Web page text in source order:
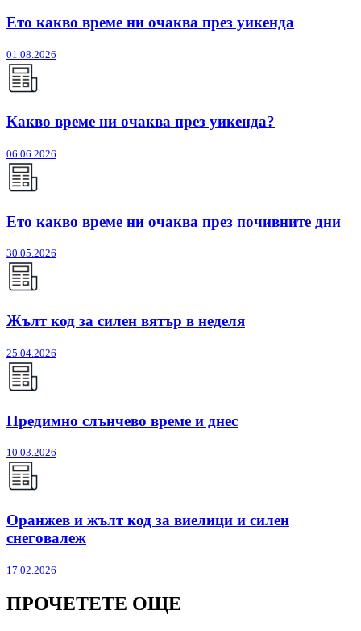
Ето какво време ни очаква през уикенда
01.08.2026
Какво време ни очаква през уикенда?
06.06.2026
Ето какво време ни очаква през почивните дни
30.05.2026
Жълт код за силен вятър в неделя
25.04.2026
Предимно слънчево време и днес
10.03.2026
Оранжев и жълт код за виелици и силен
снеговалеж
17.02.2026
ПРОЧЕТЕТЕ ОЩЕ